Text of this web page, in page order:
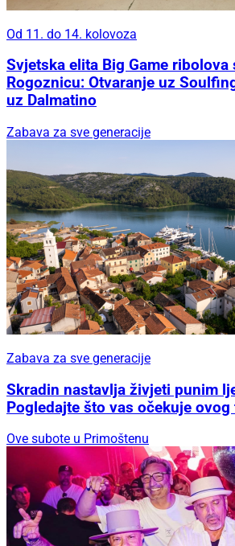
Od 11. do 14. kolovoza
Svjetska elita Big Game ribolova
Rogoznicu: Otvaranje uz
uz Dalmatino
Zabava za sve generacije
Zabava za sve generacije
Skradin nastavlja živjeti punim
Pogledajte što vas očekuje ovog
Ove subote u Primoštenu